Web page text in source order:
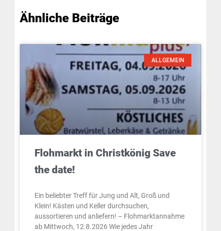
Ähnliche Beiträge
ALLGEMEIN
Flohmarkt in Christkönig Save
the date!
Ein beliebter Treff für Jung und Alt, Groß und
Klein! Kästen und Keller durchsuchen,
aussortieren und anliefern! – Flohmarktannahme
ab Mittwoch, 12.8.2026 Wie jedes Jahr